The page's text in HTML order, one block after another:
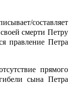
составляет
смерти Петру
правление Петра
прямого
сына Петра